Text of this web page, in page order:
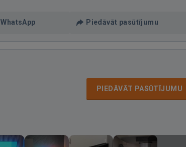
WhatsApp Piedāvāt pasūtījumu
PIEDĀVĀT PASŪTĪJUMU